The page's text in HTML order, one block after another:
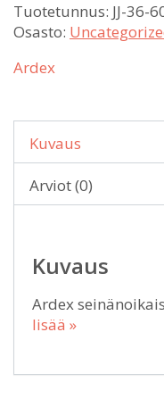
Tuotetunnus: JJ-36-
Osasto:
Ardex
Kuvaus
Arviot (0)
Kuvaus
Ardex
lisää »